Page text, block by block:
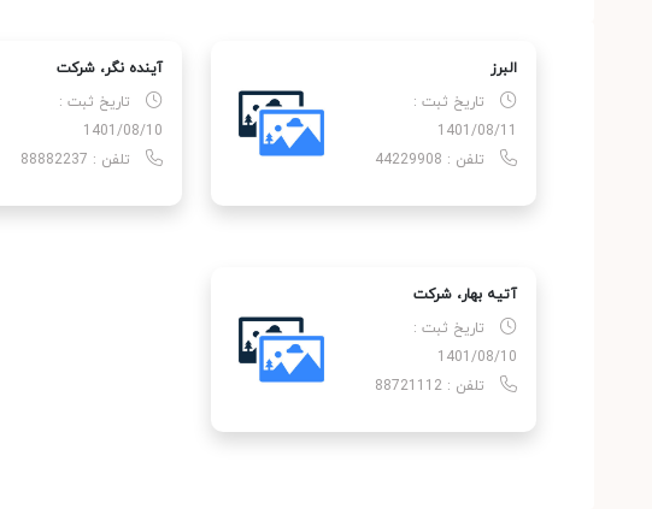
البرز
تاریخ ثبت :
1401/08/11
تلفن : 44229908
آینده نگر، شركت
تاریخ ثبت :
1401/08/10
تلفن : 88882237
آتیه بهار، شركت
تاریخ ثبت :
1401/08/10
تلفن : 88721112